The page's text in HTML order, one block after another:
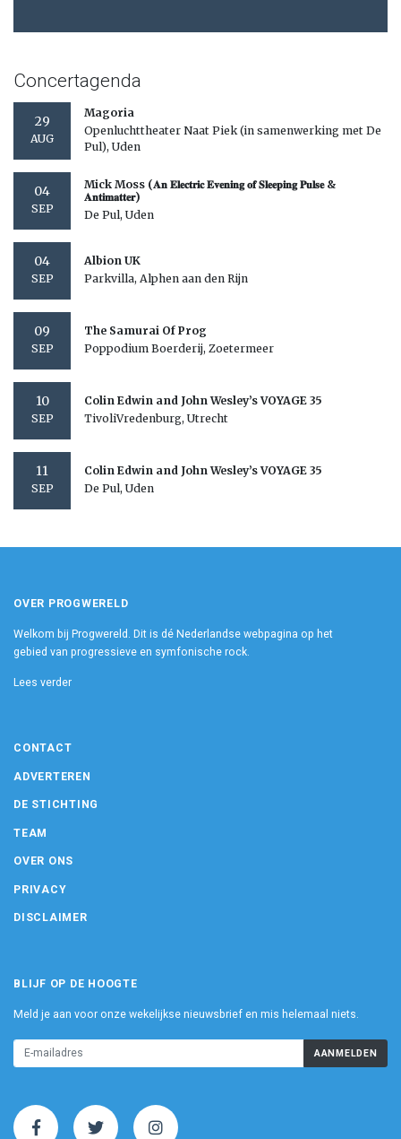
Concertagenda
29
AUG
Magoria
Openluchttheater Naat Piek (in samenwerking met De
Pul), Uden
04
SEP
Mick Moss (𝐀𝐧 𝐄𝐥𝐞𝐜𝐭𝐫𝐢𝐜 𝐄𝐯𝐞𝐧𝐢𝐧𝐠 𝐨𝐟 𝐒𝐥𝐞𝐞𝐩𝐢𝐧𝐠 𝐏𝐮𝐥𝐬𝐞 &
𝐀𝐧𝐭𝐢𝐦𝐚𝐭𝐭𝐞𝐫)
De Pul, Uden
04
SEP
Albion UK
Parkvilla, Alphen aan den Rijn
09
SEP
The Samurai Of Prog
Poppodium Boerderij, Zoetermeer
10
SEP
Colin Edwin and John Wesley’s VOYAGE 35
TivoliVredenburg, Utrecht
11
SEP
Colin Edwin and John Wesley’s VOYAGE 35
De Pul, Uden
OVER PROGWERELD
Welkom bij Progwereld. Dit is dé Nederlandse webpagina op het
gebied van progressieve en symfonische rock.
Lees verder
CONTACT
ADVERTEREN
DE STICHTING
TEAM
OVER ONS
PRIVACY
DISCLAIMER
BLIJF OP DE HOOGTE
Meld je aan voor onze wekelijkse nieuwsbrief en mis helemaal niets.
AANMELDEN